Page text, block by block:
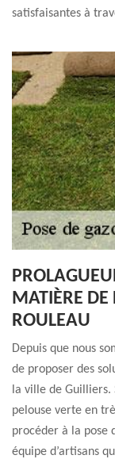
satisfaisantes à
MATIÈRE DE
ROULEAU
Depuis que nous
de proposer des
la ville de Guilliers.
pelouse verte en
procéder à la pose
équipe d’artisans